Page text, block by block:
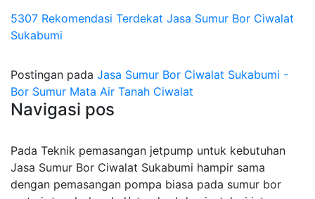
5307 Rekomendasi Terdekat Jasa Sumur Bor Ciwalat
Sukabumi
Postingan pada Jasa Sumur Bor Ciwalat Sukabumi -
Bor Sumur Mata Air Tanah Ciwalat
Navigasi pos
Pada Teknik pemasangan jetpump untuk kebutuhan
Jasa Sumur Bor Ciwalat Sukabumi hampir sama
dengan pemasangan pompa biasa pada sumur bor